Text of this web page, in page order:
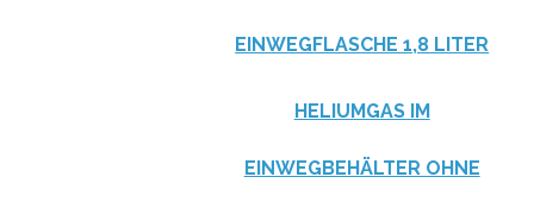
EINWEGFLASCHE 1,8 LITER
HELIUMGAS IM
EINWEGBEHÄLTER OHNE